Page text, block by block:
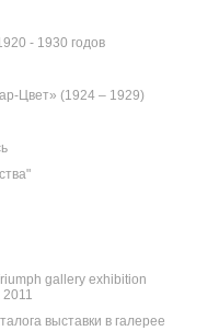
- 1930 годов
Цвет» (1924 – 1929)
gallery exhibition
выставки в галерее